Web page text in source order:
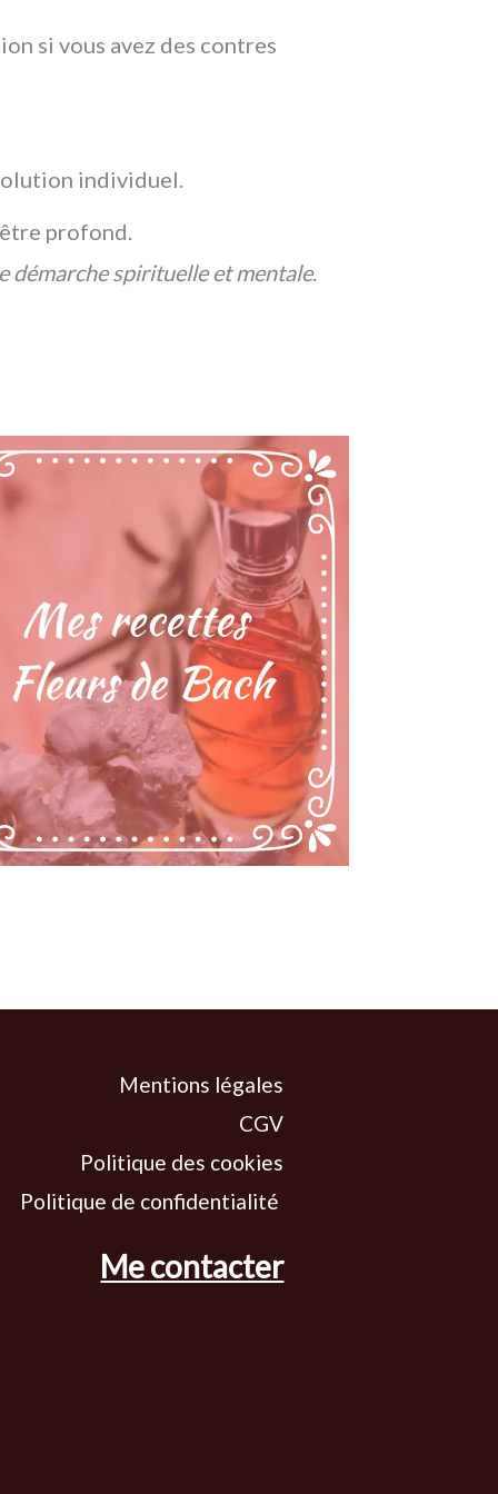
si vous avez des contres
individuel.
profond.
démarche spirituelle et mentale.
Mentions légales
CGV
Politique des cookies
Politique de confidentialité
Me contacter